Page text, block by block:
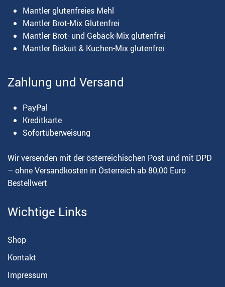
Mantler glutenfreies Mehl
Mantler Brot-Mix Glutenfrei
Mantler Brot- und Gebäck-Mix glutenfrei
Mantler Biskuit & Kuchen-Mix glutenfrei
Zahlung und Versand
PayPal
Kreditkarte
Sofortüberweisung
Wir versenden mit der österreichischen Post und mit DPD
– ohne Versandkosten in Österreich ab 80,00 Euro
Bestellwert
Wichtige Links
Shop
Kontakt
Impressum